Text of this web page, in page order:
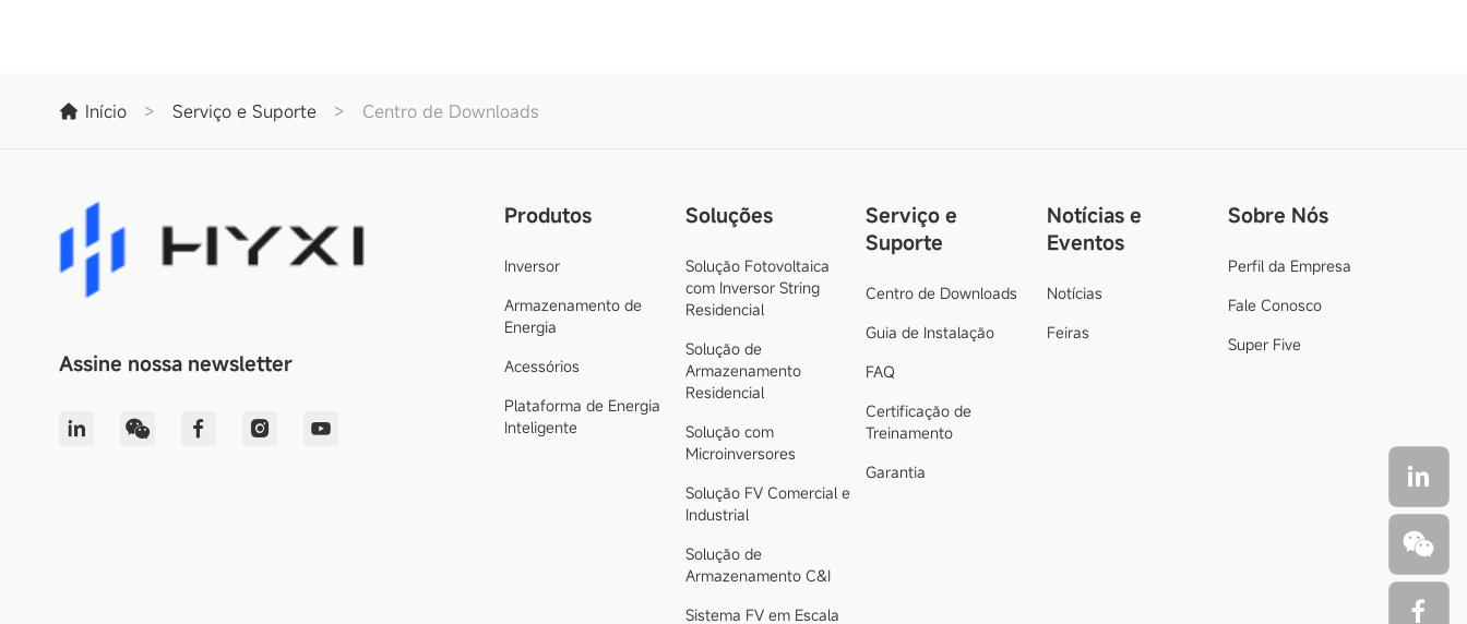
Início > Serviço e Suporte > Centro de Downloads
Assine nossa newsletter
Produtos
Inversor
Armazenamento de
Energia
Acessórios
Plataforma de Energia
Inteligente
Soluções
Solução Fotovoltaica
com Inversor String
Residencial
Solução de
Armazenamento
Residencial
Solução com
Microinversores
Solução FV Comercial e
Industrial
Solução de
Armazenamento C&I
Sistema FV em Escala
Serviço e
Suporte
Centro de Downloads
Guia de Instalação
FAQ
Certificação de
Treinamento
Garantia
Notícias e
Eventos
Notícias
Feiras
Sobre Nós
Perfil da Empresa
Fale Conosco
Super Five